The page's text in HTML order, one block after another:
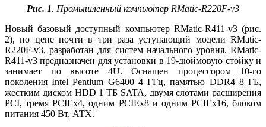
Рис. 1. Промышленный компьютер RMatic-R220F-v3
Новый базовый доступный ком­пьютер RMatic-R411‑v3 (рис.
2), по цене почти в три раза уступающий модели RMatic-
R220F-v3, разработан для систем начального уровня. RMatic-
R411‑v3 предназначен для установки в 19‑дюймовую стойку и
занимает по высоте 4U. Оснащен процессором 10‑го
поколения Intel Pentium G6400 4 ГГц, памятью DDR4 8 ГБ,
жестким диском HDD 1 TБ SATA, двумя слотами расширения
PCI, тремя PCIEx4, одним PCIEx8 и одним PCIEx16, блоком
питания 450 Вт, АТХ.